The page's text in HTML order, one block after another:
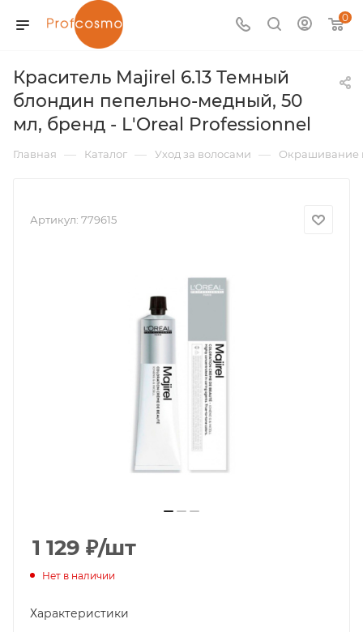
0
Краситель Majirel 6.13 Темный
блондин пепельно-медный, 50
мл, бренд - L'Oreal Professionnel
Главная — Каталог — Уход за волосами — Окрашивание
Артикул: 779615
1 129 ₽/шт
Нет в наличии
Характеристики